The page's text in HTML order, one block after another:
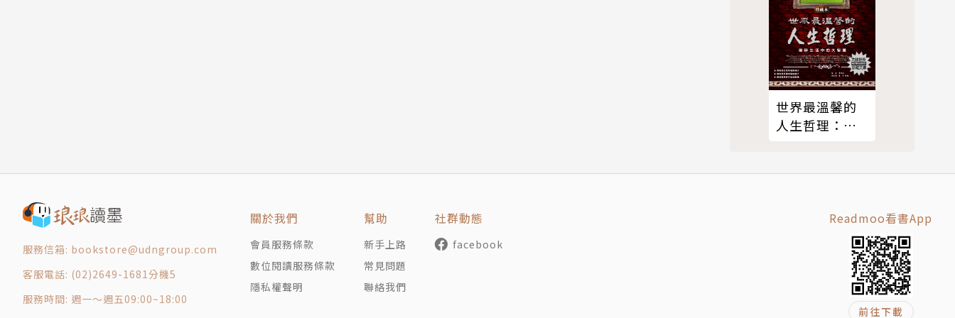
✓在這個分心時代，我們真正需要的不是提高專注力與效率的方法，而是管理分神瑣事的能力。
本書特色
1. 最新調查指出，自覺討好傾向的人數已超過50％。這些人深受討好所苦：難以跟他人建立界線、不知道自己的真
實感受，擱置自己的人生目標等，導致內心過度損耗。
會吵架，關係更健康
小時候的「乖孩子」長大以後……
學會化解對立危機
適當的痛是養分，讓你自發光芒
別關注我，但要在乎我
世界最溫馨的
人生哲理：瑣
服務信箱: bookstore@udngroup.com
客服電話: (02)2649-1681分機5
服務時間: 週一～週五09:00~18:00
關於我們
會員服務條款
數位閱讀服務條款
隱私權聲明
幫助
新手上路
常見問題
聯絡我們
社群動態
facebook
Readmoo看書App
前往下載